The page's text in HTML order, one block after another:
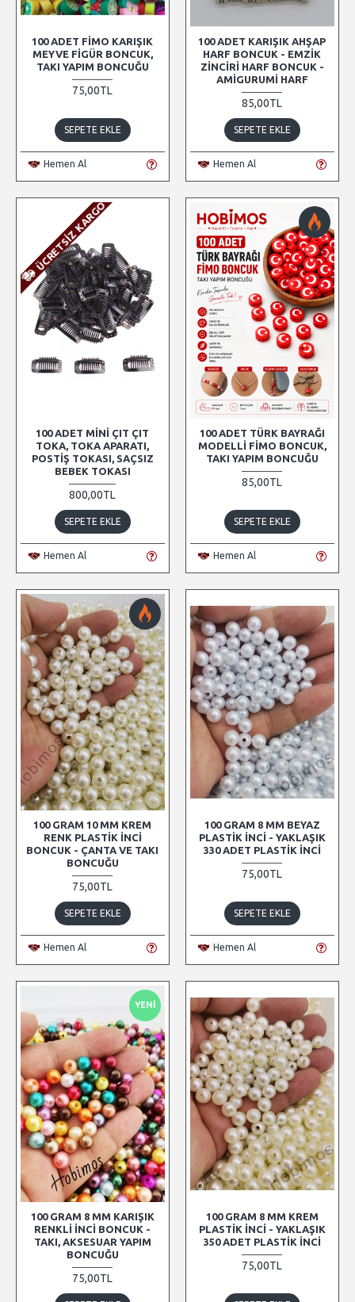
100 ADET FIMO KARIŞIK
MEYVE FIGÜR BONCUK,
TAKI YAPIM BONCUĞU
75,00TL
SEPETE EKLE
Hemen Al
100 ADET KARIŞIK AHŞAP
HARF BONCUK - EMZIK
ZINCIRI HARF BONCUK -
AMIGURUMI HARF
85,00TL
SEPETE EKLE
Hemen Al
ÜCRETSIZ KARGO
100 ADET MINI ÇIT ÇIT
TOKA, TOKA APARATI,
POSTIŞ TOKASI, SAÇSIZ
BEBEK TOKASI
800,00TL
SEPETE EKLE
Hemen Al
100 ADET TÜRK BAYRAĞI
MODELLI FIMO BONCUK,
TAKI YAPIM BONCUĞU
85,00TL
SEPETE EKLE
Hemen Al
100 GRAM 10 MM KREM
RENK PLASTIK İNCI
BONCUK - ÇANTA VE TAKI
BONCUĞU
75,00TL
SEPETE EKLE
Hemen Al
100 GRAM 8 MM BEYAZ
PLASTIK İNCI - YAKLAŞIK
330 ADET PLASTIK İNCI
75,00TL
SEPETE EKLE
Hemen Al
YENI
100 GRAM 8 MM KARIŞIK
RENKLI İNCI BONCUK -
TAKI, AKSESUAR YAPIM
BONCUĞU
75,00TL
100 GRAM 8 MM KREM
PLASTIK İNCI - YAKLAŞIK
350 ADET PLASTIK İNCI
75,00TL